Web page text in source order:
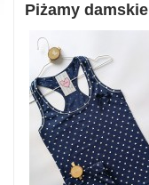
Piżamy damskie